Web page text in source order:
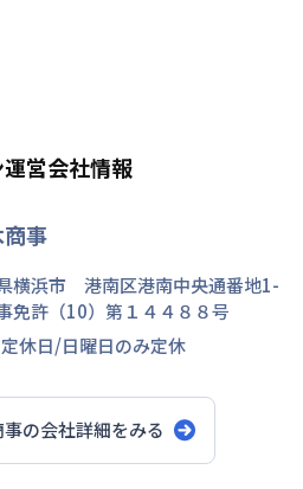
営会社情報
事
横浜市 港南区港南中央通番地1-
免許（10）第１４４８８号
定休日/日曜日のみ定休
の会社詳細をみる